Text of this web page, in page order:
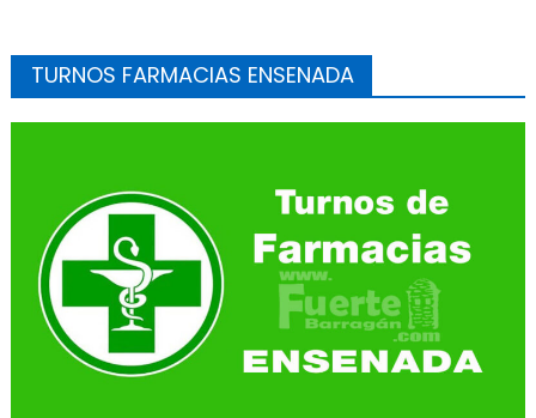
TURNOS FARMACIAS ENSENADA